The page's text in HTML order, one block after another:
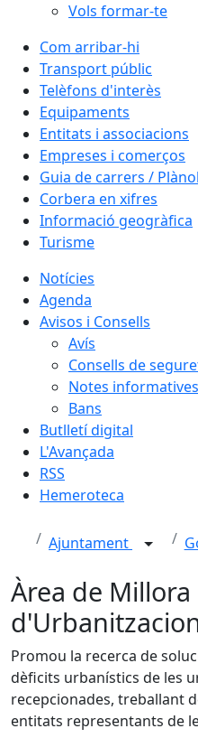
Vols formar-te
Com arribar-hi
Transport públic
Telèfons d'interès
Equipaments
Entitats i associacions
Empreses i comerços
Guia de carrers / Plànol
Corbera en xifres
Informació geogràfica
Turisme
Notícies
Agenda
Avisos i Consells
Avís
Consells de
Notes informatives
Bans
Butlletí digital
L'Avançada
RSS
Hemeroteca
Ajuntament
Àrea de Millora
Promou la recerca de
dèficits urbanístics de les
recepcionades, treballant
entitats representants de